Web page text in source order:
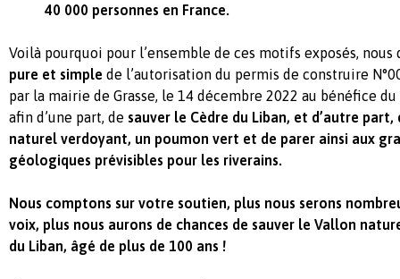
40 000 personnes en France.
Voilà pourquoi pour l’ensemble de ces motifs exposés, nous
pure et simple de l’autorisation du permis de construire
par la mairie de Grasse, le 14 décembre 2022 au bénéfice
afin d’une part, de sauver le Cèdre du Liban, et d’autre
naturel verdoyant, un poumon vert et de parer ainsi aux
géologiques prévisibles pour les riverains.
Nous comptons sur votre soutien, plus nous serons
voix, plus nous aurons de chances de sauver le Vallon
du Liban, âgé de plus de 100 ans !